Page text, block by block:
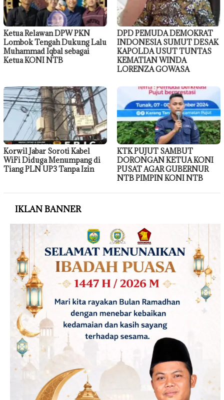
Ketua Relawan DPW PKN
Lombok Tengah Dukung Lalu
Muhammad Iqbal sebagai
Ketua KONI NTB
DPD PEMUDA DEMOKRAT
INDONESIA SUMUT DESAK
KAPOLDA USUT TUNTAS
KEMATIAN WINDA
LORENZA GOWASA
Korwil Jabar Soroti Kabel
WiFi Diduga Menumpang di
Tiang PLN UP3 Tanpa Izin
KTK PUJUT SAMBUT
DORONGAN KETUA KONI
PUSAT AGAR GUBERNUR
NTB PIMPIN KONI NTB
IKLAN BANNER